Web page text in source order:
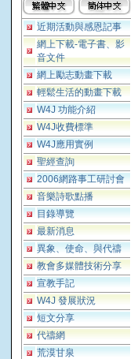
近期活動與感恩記事
網上下載-電子書、影
音文件
網上勵志動畫下載
輕鬆生活的動畫下載
W4J 功能介紹
W4J收費標準
W4J應用實例
聖經查詢
2006網路事工研討會
音樂詩歌點播
目錄導覽
最新消息
異象、使命、與代禱
教會多媒體技術分享
宣教手記
W4J 發展狀況
短文分享
代禱網
荒漠甘泉